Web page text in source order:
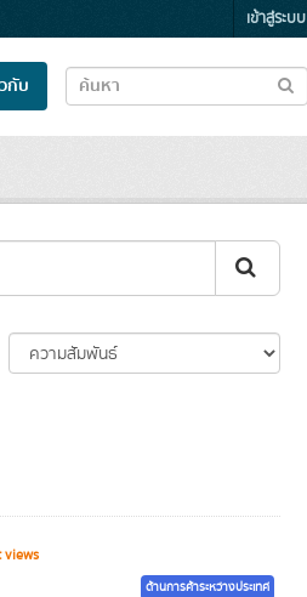
เข้าสู่ระบบ
กับ
ด้านการค้าระหว่างประเทศ